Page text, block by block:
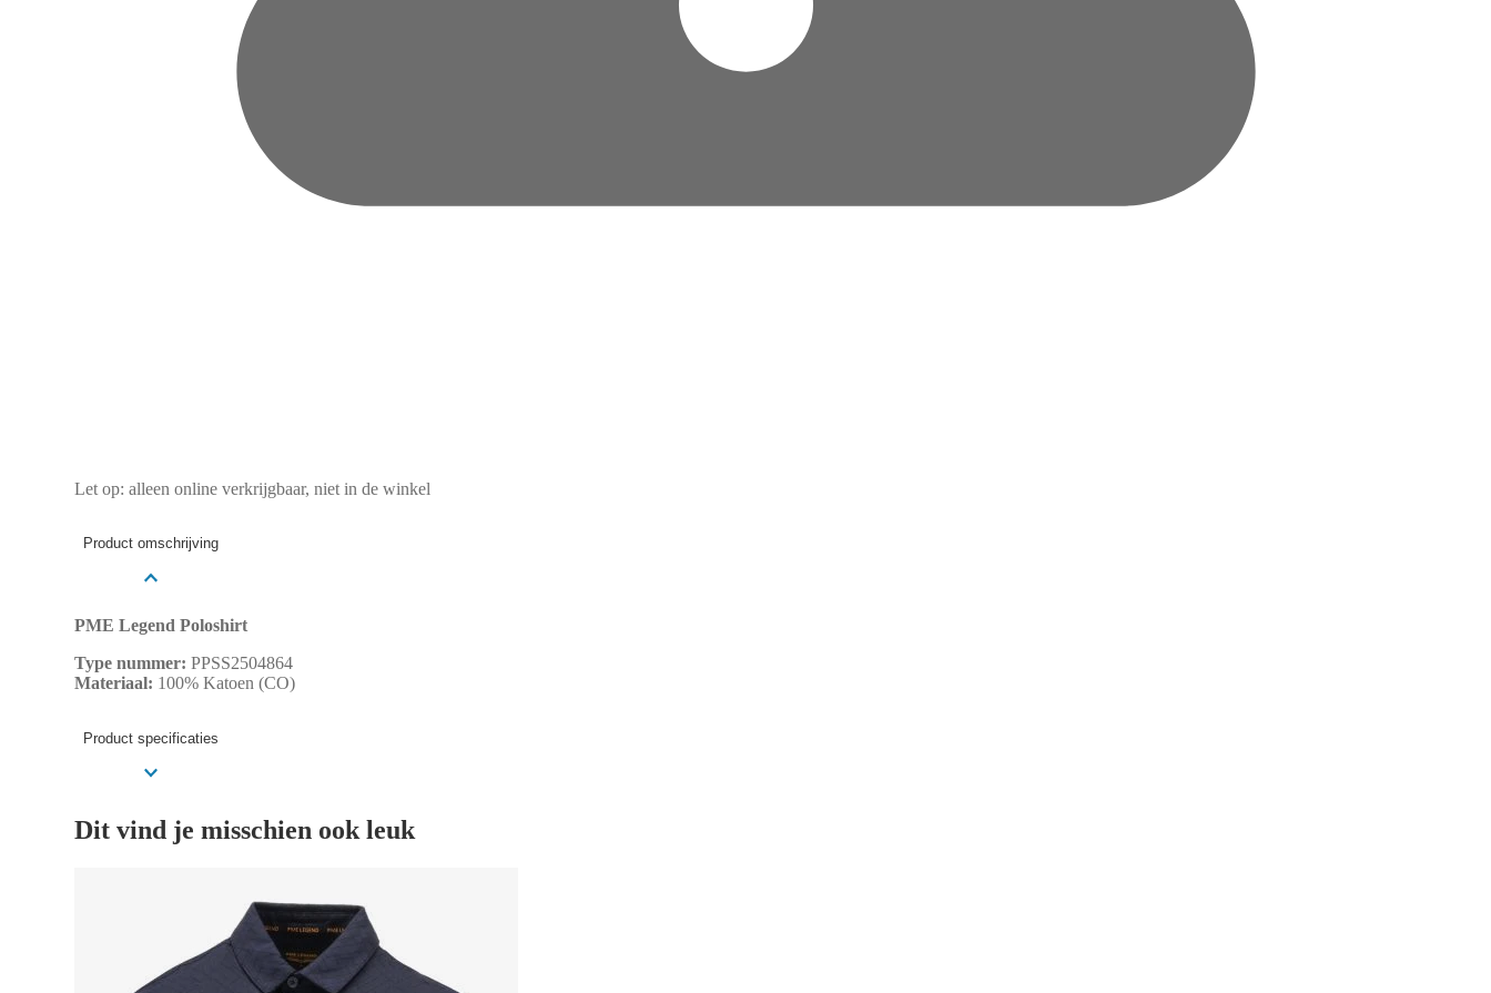
Let op: alleen online verkrijgbaar, niet in de winkel
Product omschrijving
PME Legend Poloshirt
Type nummer: PPSS2504864
Materiaal: 100% Katoen (CO)
Product specificaties
Dit vind je misschien ook leuk